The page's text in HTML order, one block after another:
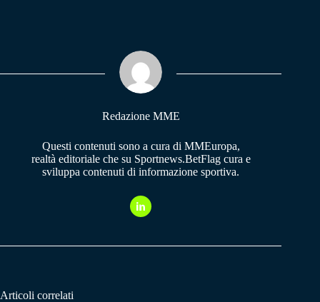
pp m
Redazione MME
Questi contenuti sono a cura di MMEuropa,
realtà editoriale che su Sportnews.BetFlag cura e
sviluppa contenuti di informazione sportiva.
Articoli correlati